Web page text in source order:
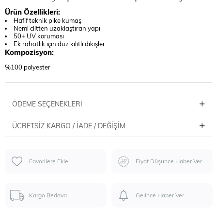
Ürün Özellikleri:
Hafif teknik pike kumaş
Nemi ciltten uzaklaştıran yapı
50+ UV koruması
Ek rahatlık için düz kilitli dikişler
Kompozisyon:
%100 polyester
ÖDEME SEÇENEKLERI
ÜCRETSIZ KARGO / İADE / DEĞIŞIM
Favorilere Ekle Fiyat Düşünce Haber Ver
Kargo Bedava Gelince Haber Ver